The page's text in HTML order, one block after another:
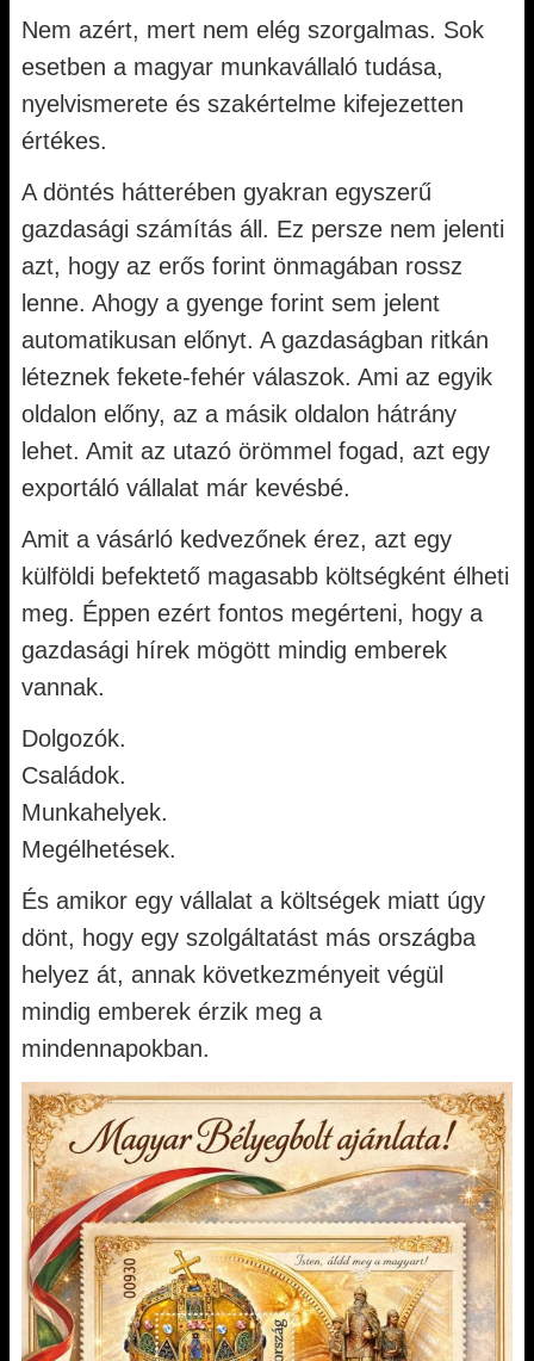
Nem azért, mert nem elég szorgalmas. Sok
esetben a magyar munkavállaló tudása,
nyelvismerete és szakértelme kifejezetten
értékes.
A döntés hátterében gyakran egyszerű
gazdasági számítás áll. Ez persze nem jelenti
azt, hogy az erős forint önmagában rossz
lenne. Ahogy a gyenge forint sem jelent
automatikusan előnyt. A gazdaságban ritkán
léteznek fekete-fehér válaszok. Ami az egyik
oldalon előny, az a másik oldalon hátrány
lehet. Amit az utazó örömmel fogad, azt egy
exportáló vállalat már kevésbé.
Amit a vásárló kedvezőnek érez, azt egy
külföldi befektető magasabb költségként élheti
meg. Éppen ezért fontos megérteni, hogy a
gazdasági hírek mögött mindig emberek
vannak.
Dolgozók.
Családok.
Munkahelyek.
Megélhetések.
És amikor egy vállalat a költségek miatt úgy
dönt, hogy egy szolgáltatást más országba
helyez át, annak következményeit végül
mindig emberek érzik meg a
mindennapokban.